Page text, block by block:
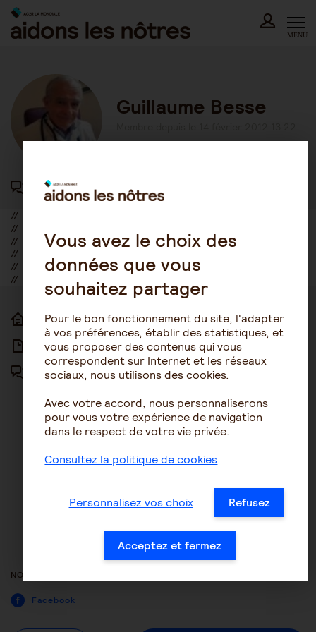
Skip
content
MENU
Guillaume Besse
44 participations au forum
//
//
//
//
//
//
ACCUEIL
ARTICLES
FORUM
ACCESSIBILITÉ
NOUS CONTACTER
MENTIONS LÉGALES
PLAN DU SITE
CONDITIONS GÉNÉRALES
GESTION DES COOKIES
ACCESSIBILITÉ : NON
CONFORME
NOUS SUIVRE
Facebook
Vous avez le choix des
données que vous
souhaitez partager
Pour le bon fonctionnement du site, l'adapter
à vos préférences, établir des statistiques, et
vous proposer des contenus qui vous
correspondent sur Internet et les réseaux
sociaux, nous utilisons des cookies.
Avec votre accord, nous personnaliserons
pour vous votre expérience de navigation
dans le respect de votre vie privée.
Consultez la politique de cookies
Personnalisez vos choix Refusez
Acceptez et fermez